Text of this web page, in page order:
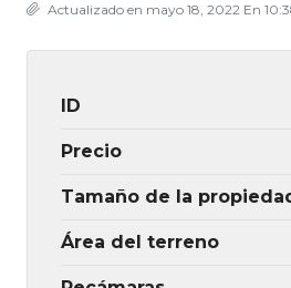
Actualizado en mayo 18, 2022 En
ID
Precio
Tamaño de la
Área del terreno